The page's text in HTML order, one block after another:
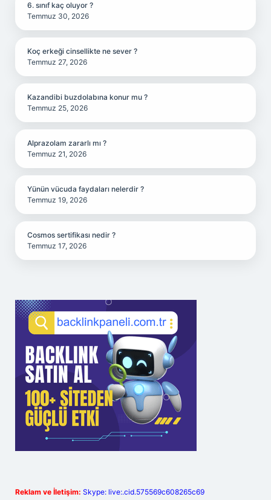
6. sınıf kaç oluyor ?
Temmuz 30, 2026
Koç erkeği cinsellikte ne sever ?
Temmuz 27, 2026
Kazandibi buzdolabına konur mu ?
Temmuz 25, 2026
Alprazolam zararlı mı ?
Temmuz 21, 2026
Yünün vücuda faydaları nelerdir ?
Temmuz 19, 2026
Cosmos sertifikası nedir ?
Temmuz 17, 2026
Reklam ve İletişim: Skype: live:.cid.575569c608265c69